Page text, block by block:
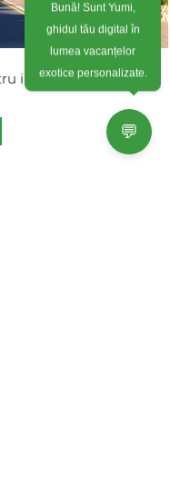
–
cupluri –
imbunatati
💬
Bună! Sunt Yumi,
ghidul tău digital în
lumea vacanțelor
exotice personalizate.